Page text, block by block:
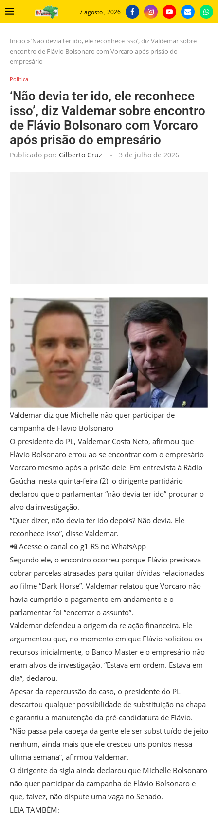
7 agosto , 2026
Início »‘Não devia ter ido, ele reconhece isso’, diz Valdemar sobre
encontro de Flávio Bolsonaro com Vorcaro após prisão do
empresário
Politica
‘Não devia ter ido, ele reconhece
isso’, diz Valdemar sobre encontro
de Flávio Bolsonaro com Vorcaro
após prisão do empresário
Publicado por: Gilberto Cruz 3 de julho de 2026
Valdemar diz que Michelle não quer participar de
campanha de Flávio Bolsonaro
O presidente do PL, Valdemar Costa Neto, afirmou que
Flávio Bolsonaro errou ao se encontrar com o empresário
Vorcaro mesmo após a prisão dele. Em entrevista à Rádio
Gaúcha, nesta quinta-feira (2), o dirigente partidário
declarou que o parlamentar “não devia ter ido” procurar o
alvo da investigação.
“Quer dizer, não devia ter ido depois? Não devia. Ele
reconhece isso”, disse Valdemar.
📲 Acesse o canal do g1 RS no WhatsApp
Segundo ele, o encontro ocorreu porque Flávio precisava
cobrar parcelas atrasadas para quitar dívidas relacionadas
ao filme “Dark Horse”. Valdemar relatou que Vorcaro não
havia cumprido o pagamento em andamento e o
parlamentar foi “encerrar o assunto”.
Valdemar defendeu a origem da relação financeira. Ele
argumentou que, no momento em que Flávio solicitou os
recursos inicialmente, o Banco Master e o empresário não
eram alvos de investigação. “Estava em ordem. Estava em
dia”, declarou.
Apesar da repercussão do caso, o presidente do PL
descartou qualquer possibilidade de substituição na chapa
e garantiu a manutenção da pré-candidatura de Flávio.
“Não passa pela cabeça da gente ele ser substituído de jeito
nenhum, ainda mais que ele cresceu uns pontos nessa
última semana”, afirmou Valdemar.
O dirigente da sigla ainda declarou que Michelle Bolsonaro
não quer participar da campanha de Flávio Bolsonaro e
que, talvez, não dispute uma vaga no Senado.
LEIA TAMBÉM: